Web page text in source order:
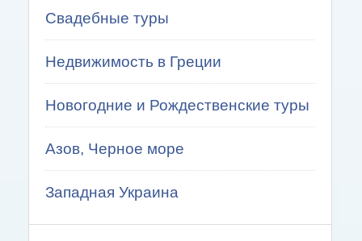
Свадебные туры
Недвижимость в Греции
Новогодние и Рождественские туры
Азов, Черное море
Западная Украина